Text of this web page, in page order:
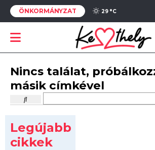
ÖNKORMÁNYZAT 29 °C
Nincs találat,
másik címkével
Legújabb
cikkek